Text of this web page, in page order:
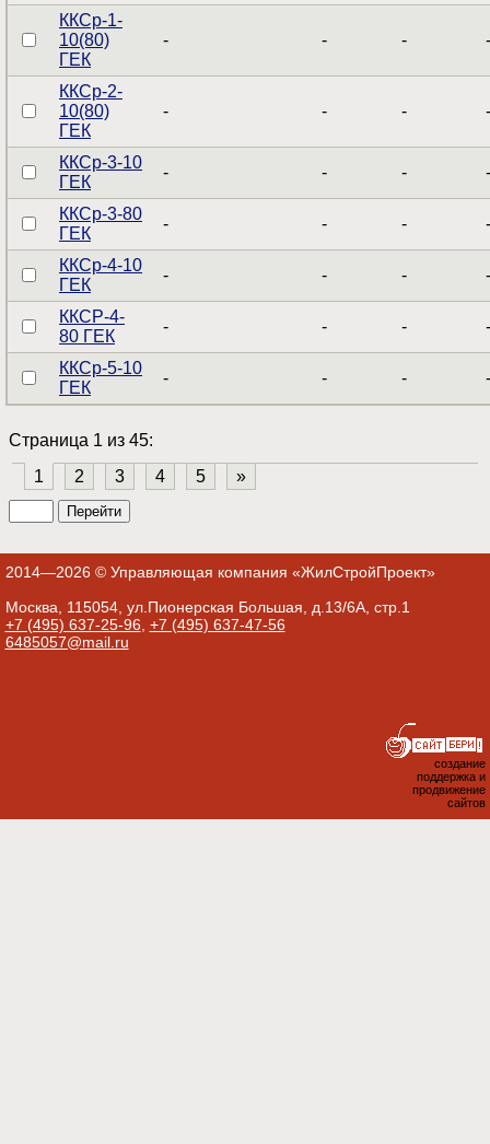
ККСр-1-
10(80)
ГЕК
- - - -
ККСр-2-
10(80)
ГЕК
- - - -
ККСр-3-10
ГЕК
- - - -
ККСр-3-80
ГЕК
- - - -
ККСр-4-10
ГЕК
- - - -
ККСР-4-
80 ГЕК
- - - -
ККСр-5-10
ГЕК
- - - -
Страница 1 из 45:
1
2 3 4 5 »
2014—2026 © Управляющая компания «ЖилСтройПроект»
Москва, 115054, ул.Пионерская Большая, д.13/6А, стр.1
+7 (495) 637-25-96, +7 (495) 637-47-56
6485057@mail.ru
создание
поддержка и
продвижение
сайтов